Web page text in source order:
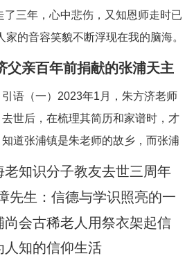
了三年，心中悲伤，又知恩师走时已
的音容笑貌不断浮现在我的脑海。
师——上海教区知识分子的典范。老
学习极其认真和严肃
父亲百年前捐献的张浦天主
怀念恩师
引语（一）2023年1月，朱方济老师
去世后，在梳理其简历和家谱时，才
知道张浦镇是朱老师的故乡，而张浦
最早的老堂是其父母早年捐献的祖
也提供了一些史料。当时一点也没想
到日后还有机会探访张浦堂区。2025
年2月24—28日，应苏州教区徐宏根
老知识分子教友去世三周年
先生：信德与学识照亮的一
尚会古稀老人用祭衣架起信
人知的信仰生活